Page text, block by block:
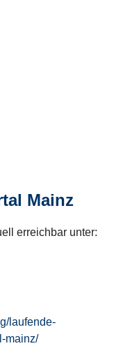
Mainz
erreichbar unter:
laufende-
mainz/